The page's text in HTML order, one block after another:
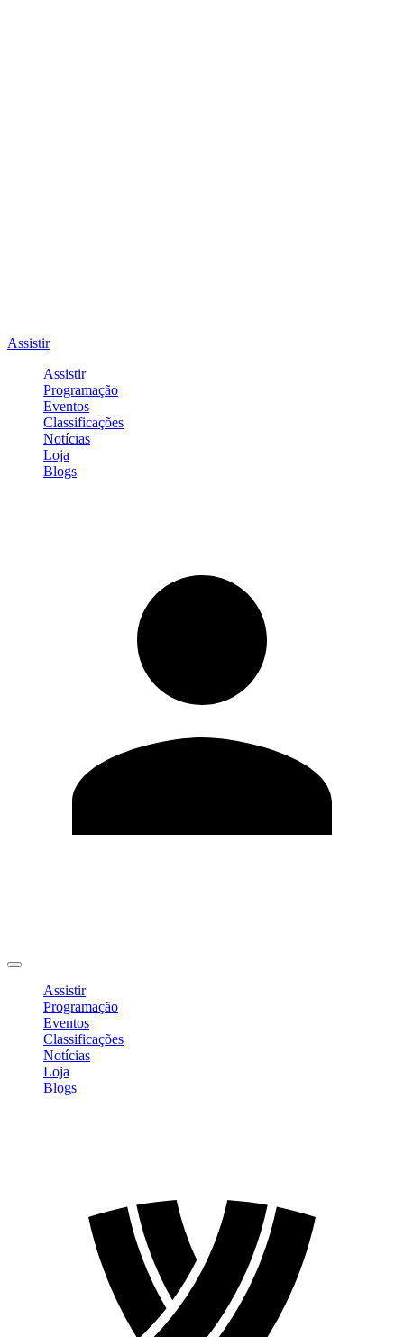
Assistir
Assistir
Programação
Eventos
Classificações
Notícias
Loja
Blogs
Assistir
Programação
Eventos
Classificações
Notícias
Loja
Blogs